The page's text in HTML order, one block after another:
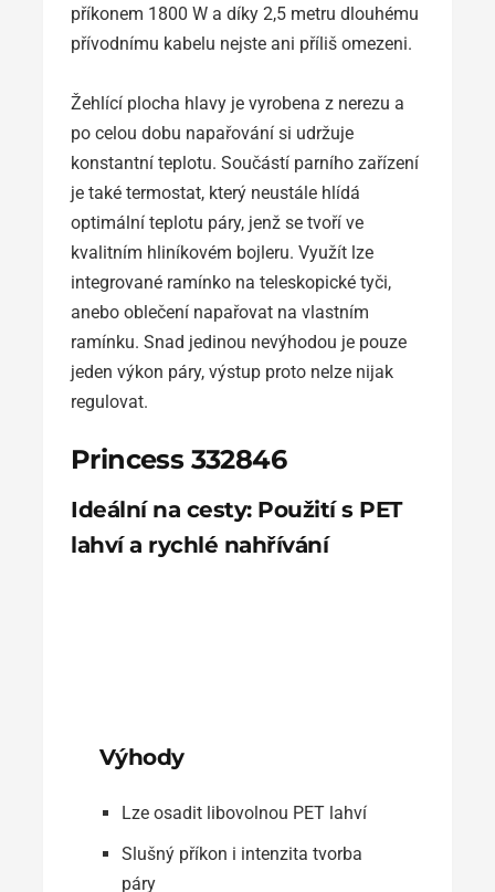
příkonem 1800 W a díky 2,5 metru dlouhému
přívodnímu kabelu nejste ani příliš omezeni.
Žehlící plocha hlavy je vyrobena z nerezu a
po celou dobu napařování si udržuje
konstantní teplotu. Součástí parního zařízení
je také termostat, který neustále hlídá
optimální teplotu páry, jenž se tvoří ve
kvalitním hliníkovém bojleru. Využít lze
integrované ramínko na teleskopické tyči,
anebo oblečení napařovat na vlastním
ramínku. Snad jedinou nevýhodou je pouze
jeden výkon páry, výstup proto nelze nijak
regulovat.
Princess 332846
Ideální na cesty: Použití s PET
lahví a rychlé nahřívání
Výhody
Lze osadit libovolnou PET lahví
Slušný příkon i intenzita tvorba
páry